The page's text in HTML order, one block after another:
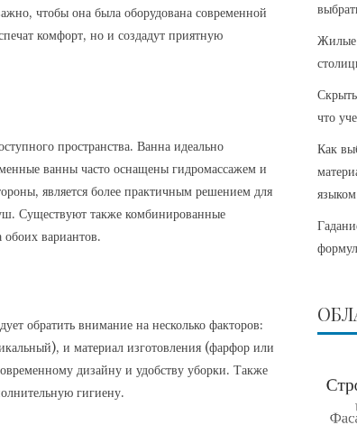
чтобы она была оборудована современной
комфорт, но и создадут приятную
пространства. Ванна идеально
ванны часто оснащены гидромассажем и
является более практичным решением для
Существуют также комбинированные
вариантов.
обратить внимание на несколько факторов:
и материал изготовления (фарфор или
дизайну и удобству уборки. Также
гигиену.
Жилые
что
Как
языком